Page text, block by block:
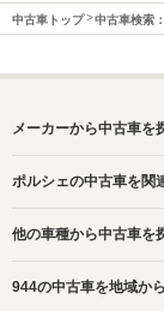
中古車トップ 中古車検索
メーカーから中古車を
ポルシェの中古車を関
他の車種から中古車を
944の中古車を地域か